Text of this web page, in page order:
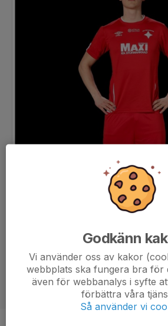
Godkänn
Vi använder oss av kakor
webbplats ska fungera bra för
även för webbanalys i syfte
förbättra våra
Så använder vi